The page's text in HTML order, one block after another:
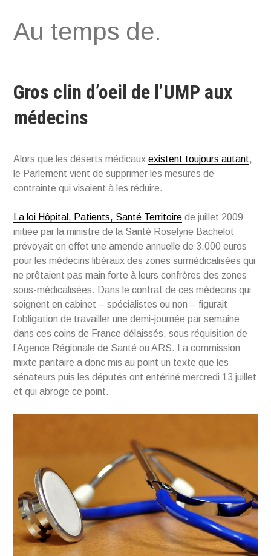
au
Au temps de.
Gros clin d’oeil de l’UMP aux
médecins
Alors que les déserts médicauxexistent toujours autant,
le Parlement vient de supprimer les mesures de
contrainte qui visaient à les réduire.
La loi Hôpital, Patients, Santé Territoire de juillet 2009
initiée par la ministre de la Santé Roselyne Bachelot
prévoyait en effet une amende annuelle de 3.000 euros
pour les médecins libéraux des zones surmédicalisées qui
ne prêtaient pas main forte à leurs confrères des zones
sous-médicalisées. Dans le contrat de ces médecins qui
soignent en cabinet – spécialistes ou non – figurait
l’obligation de travailler une demi-journée par semaine
dans ces coins de France délaissés, sous réquisition de
l’Agence Régionale de Santé ou ARS. La commission
mixte paritaire a donc mis au point un texte que les
sénateurs puis les députés ont entériné mercredi 13 juillet
et qui abroge ce point.